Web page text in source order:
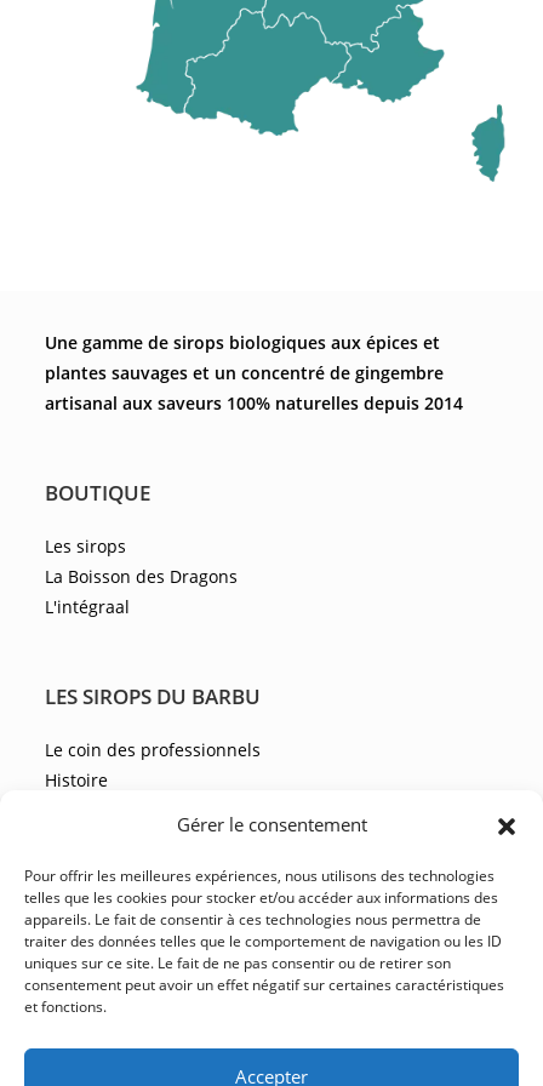
Gérer le consentement
Pour offrir les meilleures expériences, nous utilisons des technologies
telles que les cookies pour stocker et/ou accéder aux informations des
appareils. Le fait de consentir à ces technologies nous permettra de
traiter des données telles que le comportement de navigation ou les ID
uniques sur ce site. Le fait de ne pas consentir ou de retirer son
consentement peut avoir un effet négatif sur certaines caractéristiques
et fonctions.
Accepter
Une gamme de sirops biologiques aux épices et
plantes sauvages et un concentré de gingembre
artisanal aux saveurs 100% naturelles depuis 2014
BOUTIQUE
Les sirops
La Boisson des Dragons
L'intégraal
LES SIROPS DU BARBU
Le coin des professionnels
Histoire
NOUS CONTACTER
FAQ
CGV